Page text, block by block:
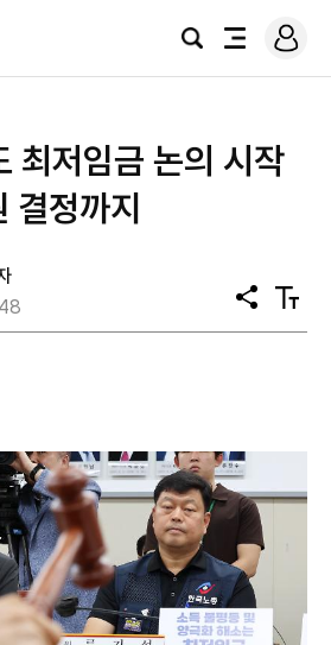
검
전
로
그
최저임금 논의 시작
정까지
공
유
텍
스